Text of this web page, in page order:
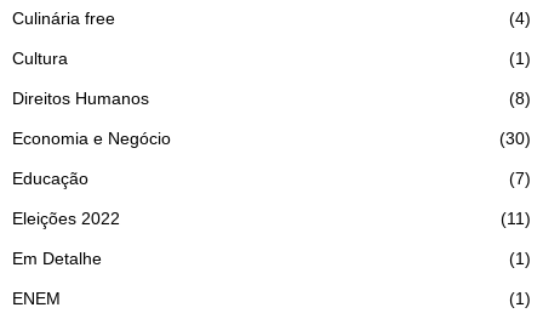
Culinária free 4
Cultura 1
Direitos Humanos 8
Economia e Negócio 30
Educação 7
Eleições 2022 11
Em Detalhe 1
ENEM 1